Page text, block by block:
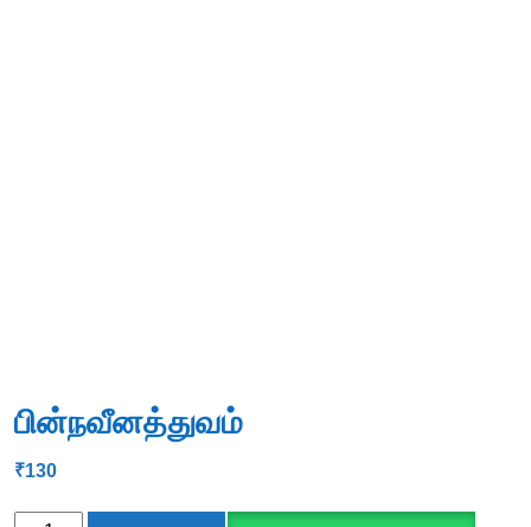
பின்நவீனத்துவம்
₹130